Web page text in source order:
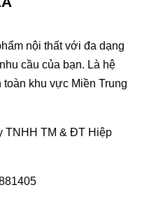
nội thất với đa dạng
cầu của bạn. Là hệ
khu vực Miền Trung
TNHH TM & ĐT Hiệp